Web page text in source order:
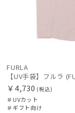
FURLA
￥4,730 (税込)
＃UVカット
＃ギフト向け